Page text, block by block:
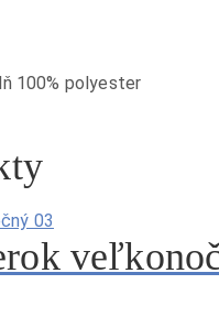
100% polyester